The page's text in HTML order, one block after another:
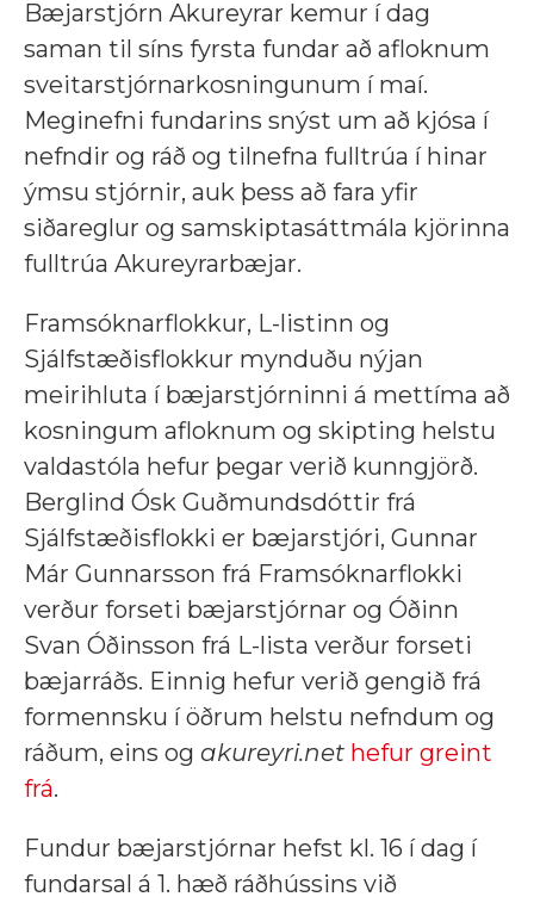
Bæjarstjórn Akureyrar kemur í dag
saman til síns fyrsta fundar að afloknum
sveitarstjórnarkosningunum í maí.
Meginefni fundarins snýst um að kjósa í
nefndir og ráð og tilnefna fulltrúa í hinar
ýmsu stjórnir, auk þess að fara yfir
siðareglur og samskiptasáttmála kjörinna
fulltrúa Akureyrarbæjar.
Framsóknarflokkur, L-listinn og
Sjálfstæðisflokkur mynduðu nýjan
meirihluta í bæjarstjórninni á mettíma að
kosningum afloknum og skipting helstu
valdastóla hefur þegar verið kunngjörð.
Berglind Ósk Guðmundsdóttir frá
Sjálfstæðisflokki er bæjarstjóri, Gunnar
Már Gunnarsson frá Framsóknarflokki
verður forseti bæjarstjórnar og Óðinn
Svan Óðinsson frá L-lista verður forseti
bæjarráðs. Einnig hefur verið gengið frá
formennsku í öðrum helstu nefndum og
ráðum, eins og akureyri.net hefur greint
frá.
Fundur bæjarstjórnar hefst kl. 16 í dag í
fundarsal á 1. hæð ráðhússins við